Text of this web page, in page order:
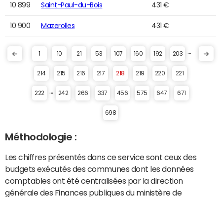
10 899 Saint-Paul-du-Bois 431 €
10 900 Mazerolles 431 €
1 10 21 53 107 160 192 203
214 215 216 217 218 219 220 221
222 242 266 337 456 575 647 671
698
Méthodologie :
Les chiffres présentés dans ce service sont ceux des
budgets exécutés des communes dont les données
comptables ont été centralisées par la direction
générale des Finances publiques du ministère de